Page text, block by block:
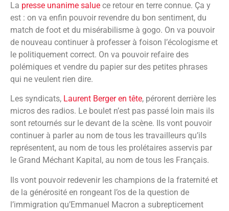
La presse unanime salue ce retour en terre connue. Ça y
est : on va enfin pouvoir revendre du bon sentiment, du
match de foot et du misérabilisme à gogo. On va pouvoir
de nouveau continuer à professer à foison l’écologisme et
le politiquement correct. On va pouvoir refaire des
polémiques et vendre du papier sur des petites phrases
qui ne veulent rien dire.
Les syndicats, Laurent Berger en tête, pérorent derrière les
micros des radios. Le boulet n’est pas passé loin mais ils
sont retournés sur le devant de la scène. Ils vont pouvoir
continuer à parler au nom de tous les travailleurs qu’ils
représentent, au nom de tous les prolétaires asservis par
le Grand Méchant Kapital, au nom de tous les Français.
Ils vont pouvoir redevenir les champions de la fraternité et
de la générosité en rongeant l’os de la question de
l’immigration qu’Emmanuel Macron a subrepticement